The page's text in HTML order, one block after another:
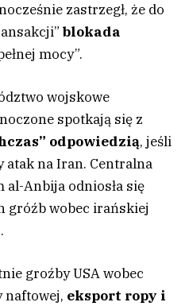
zastrzegł, że do
blokada
mocy”.
wojskowe
spotkają się z
odpowiedzią, jeśli
atak na Iran. Centralna
al-Anbija odniosła się
gróźb wobec irańskiej
groźby USA wobec
eksport ropy i